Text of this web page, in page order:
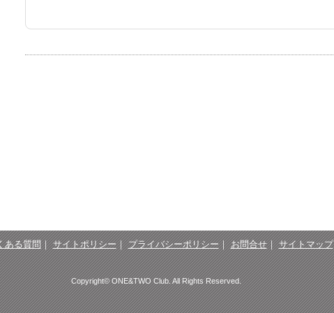
ある質問｜サイトポリシー｜プライバシーポリシー｜お問合せ｜サイトマップ
Copyright© ONE&TWO Club. All Rights Reserved.